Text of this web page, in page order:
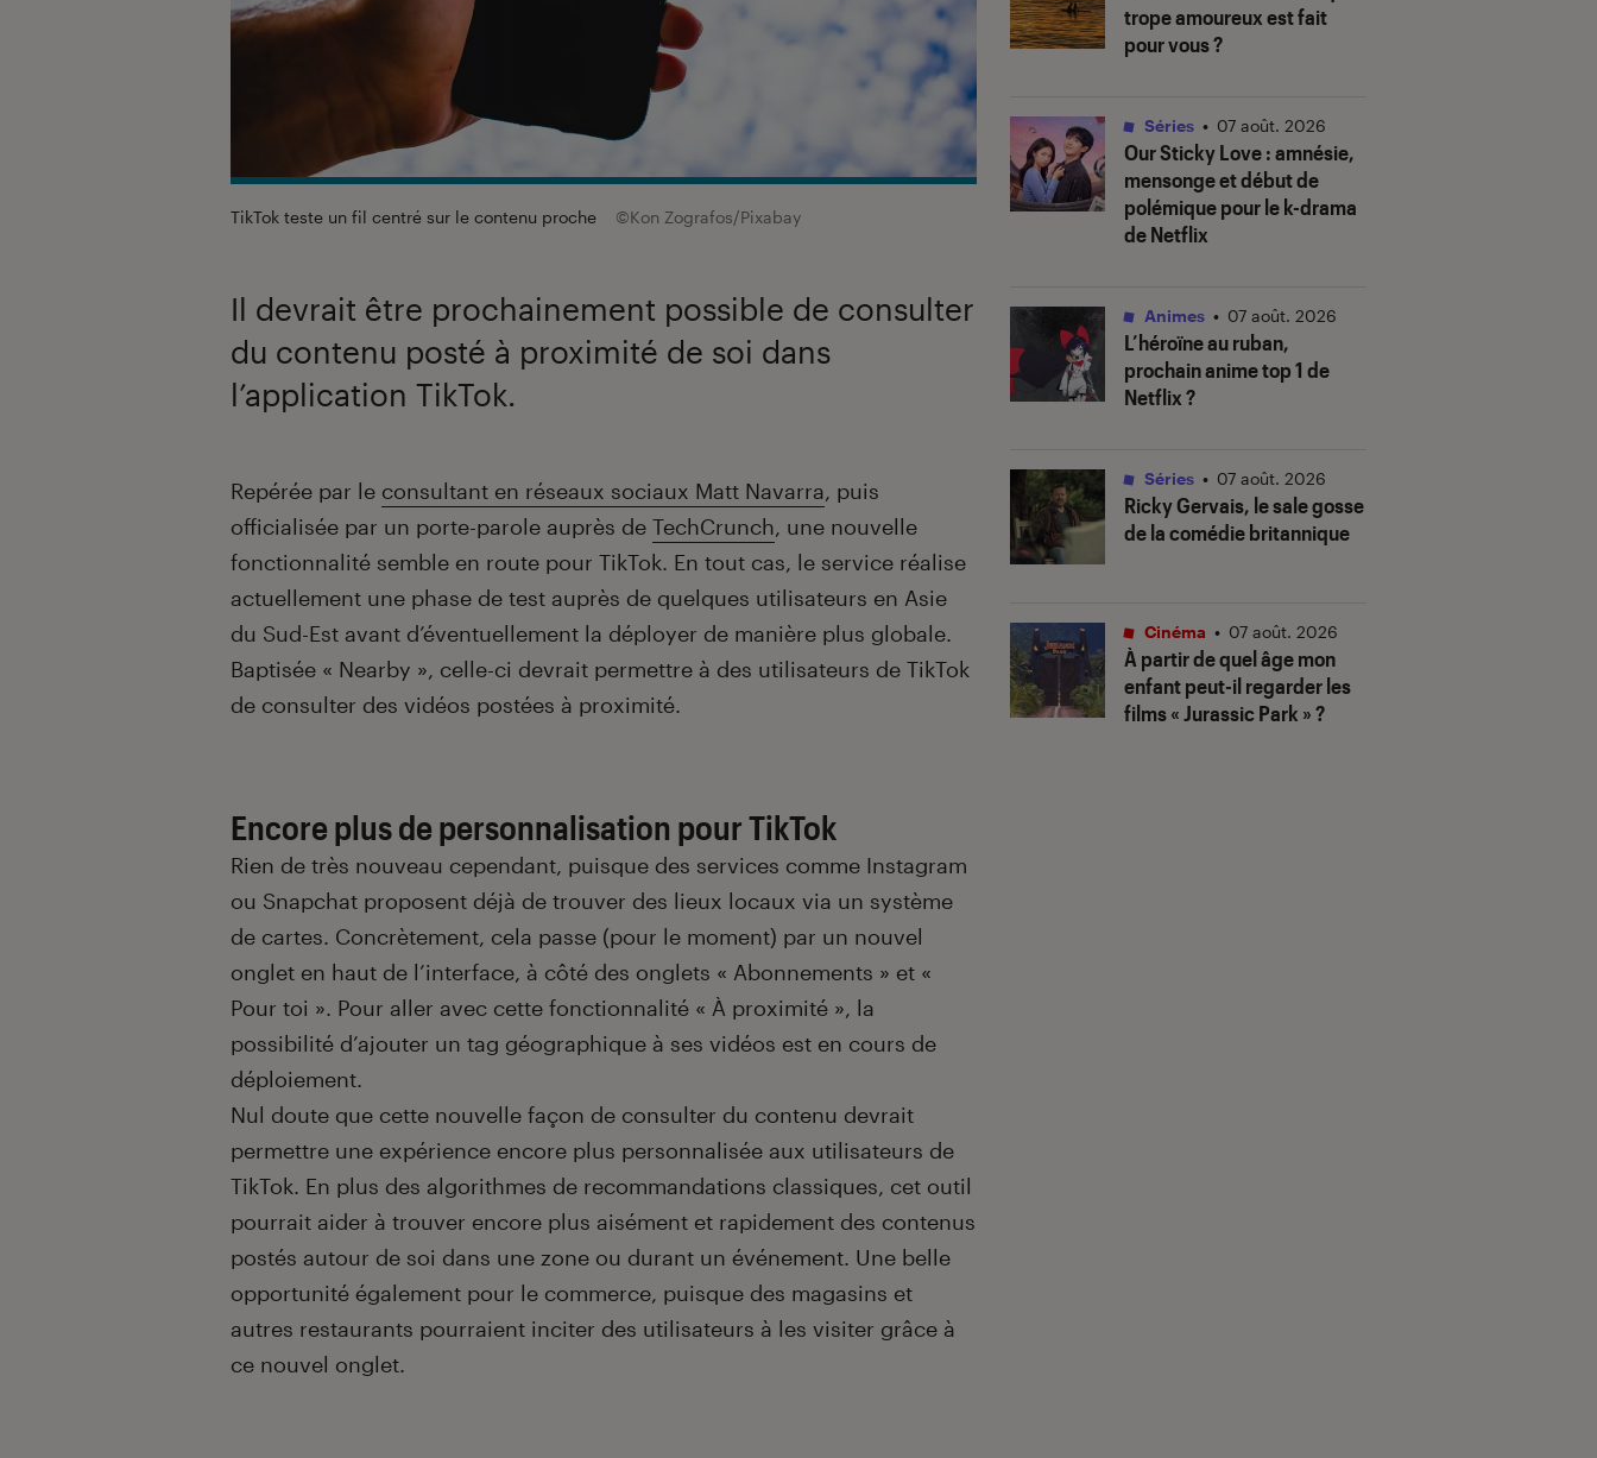
TikTok teste un fil centré sur le contenu proche ©Kon Zografos/Pixabay
Il devrait être prochainement possible de consulter
du contenu posté à proximité de soi dans
l’application TikTok.
Introduction
Repérée par le consultant en réseaux sociaux Matt Navarra, puis
officialisée par un porte-parole auprès de TechCrunch, une nouvelle
fonctionnalité semble en route pour TikTok. En tout cas, le service réalise
actuellement une phase de test auprès de quelques utilisateurs en Asie
du Sud-Est avant d’éventuellement la déployer de manière plus globale.
Baptisée « Nearby », celle-ci devrait permettre à des utilisateurs de TikTok
de consulter des vidéos postées à proximité.
Encore plus de personnalisation pour TikTok
Rien de très nouveau cependant, puisque des services comme Instagram
ou Snapchat proposent déjà de trouver des lieux locaux via un système
de cartes. Concrètement, cela passe (pour le moment) par un nouvel
onglet en haut de l’interface, à côté des onglets « Abonnements » et «
Pour toi ». Pour aller avec cette fonctionnalité « À proximité », la
possibilité d’ajouter un tag géographique à ses vidéos est en cours de
déploiement.
Nul doute que cette nouvelle façon de consulter du contenu devrait
permettre une expérience encore plus personnalisée aux utilisateurs de
TikTok. En plus des algorithmes de recommandations classiques, cet outil
pourrait aider à trouver encore plus aisément et rapidement des contenus
postés autour de soi dans une zone ou durant un événement. Une belle
opportunité également pour le commerce, puisque des magasins et
autres restaurants pourraient inciter des utilisateurs à les visiter grâce à
ce nouvel onglet.
trope amoureux est fait
pour vous ?
Our Sticky Love: amnésie,
mensonge et début de
polémique pour le k-drama
de Netflix
Séries • 07 août. 2026
L’héroïne au ruban,
prochain anime top 1 de
Netflix ?
Animes • 07 août. 2026
Ricky Gervais, le sale gosse
de la comédie britannique
Séries • 07 août. 2026
À partir de quel âge mon
enfant peut-il regarder les
films « Jurassic Park » ?
Cinéma • 07 août. 2026